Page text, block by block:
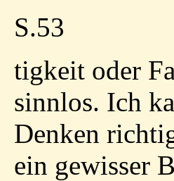
S.53
tigkeit oder
sinnlos. Ich
Denken
ein gewisser